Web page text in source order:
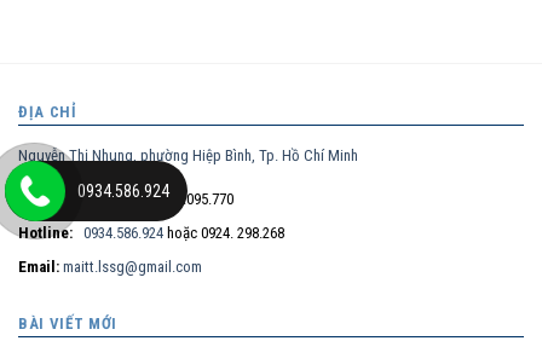
ĐỊA CHỈ
Nguyễn Thị Nhung, phường Hiệp Bình, Tp. Hồ Chí Minh
Điện thoại trực tiếp:0932.095.770
Hotline: 0934.586.924 hoặc 0924. 298.268
Email: maitt.lssg@gmail.com
BÀI VIẾT MỚI
0934.586.924